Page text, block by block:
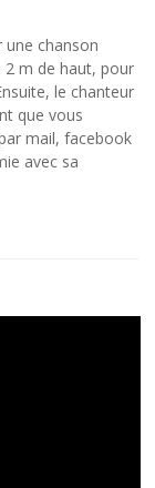
chanson
2 m de haut, pour
le chanteur
que vous
mail, facebook
avec sa